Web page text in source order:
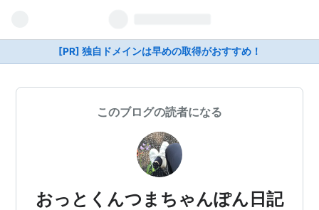
[PR] 独自ドメインは早めの取得がおすすめ！
このブログの読者になる
おっとくんつまちゃんぽん日記